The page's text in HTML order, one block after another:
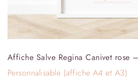
Affiche Salve Regina Canivet rose
Personnalisable (affiche A4 et A3)